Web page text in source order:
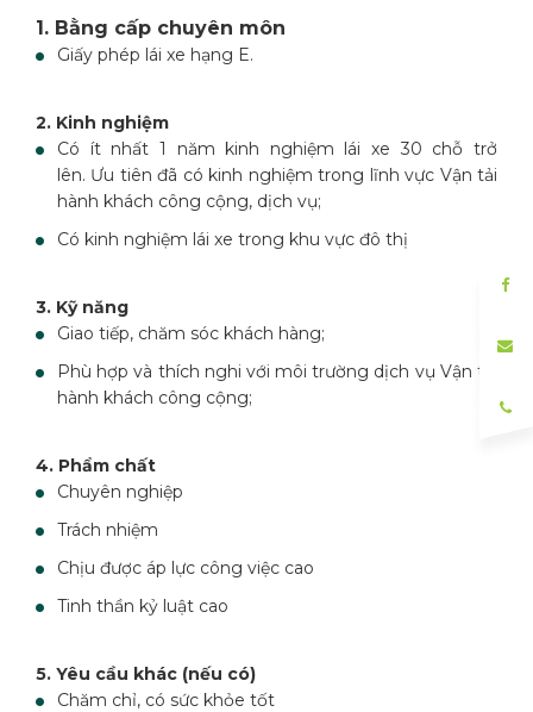
1. Bằng cấp chuyên môn
Giấy phép lái xe hạng E.
2. Kinh nghiệm
Có ít nhất 1 năm kinh nghiệm lái xe 30 chỗ trở
lên. Ưu tiên đã có kinh nghiệm trong lĩnh vực Vận tải
hành khách công cộng, dịch vụ;
Có kinh nghiệm lái xe trong khu vực đô thị
3. Kỹ năng
Giao tiếp, chăm sóc khách hàng;
Phù hợp và thích nghi với môi trường dịch vụ Vận tải
hành khách công cộng;
4. Phẩm chất
Chuyên nghiệp
Trách nhiệm
Chịu được áp lực công việc cao
Tinh thần kỷ luật cao
5. Yêu cầu khác (nếu có)
Chăm chỉ, có sức khỏe tốt